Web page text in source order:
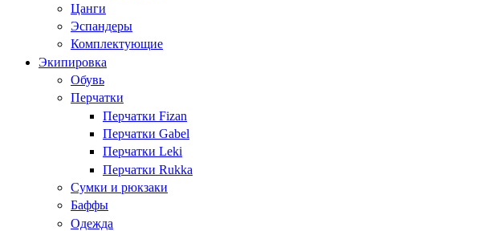
Цанги
Эспандеры
Комплектующие
Экипировка
Обувь
Перчатки
Перчатки Fizan
Перчатки Gabel
Перчатки Leki
Перчатки Rukka
Сумки и рюкзаки
Баффы
Одежда